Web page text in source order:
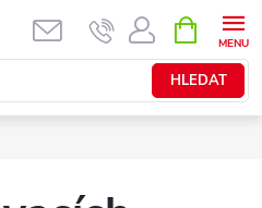
HLEDAT
NÁKUPNÍ
KOŠÍK